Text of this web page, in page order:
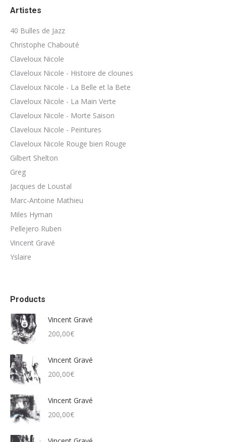
Artistes
40 Bulles de Jazz
Christophe Chabouté
Claveloux Nicole
Claveloux Nicole - Histoire de clounes
Claveloux Nicole - La Belle et la Bete
Claveloux Nicole - La Main Verte
Claveloux Nicole - Morte Saison
Claveloux Nicole - Peintures
Claveloux Nicole Rouge bien Rouge
Gilbert Shelton
Greg
Jacques de Loustal
Marc-Antoine Mathieu
Miles Hyman
Pellejero Ruben
Vincent Gravé
Yslaire
Products
Vincent Gravé
200,00€
Vincent Gravé
200,00€
Vincent Gravé
200,00€